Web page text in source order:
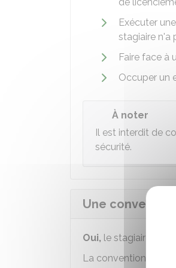
Exécuter
stagiaire n'a
Faire face à
Occuper un
À noter
Il est interdit de
sécurité.
Une
Oui, le stagiaire doit
La convention